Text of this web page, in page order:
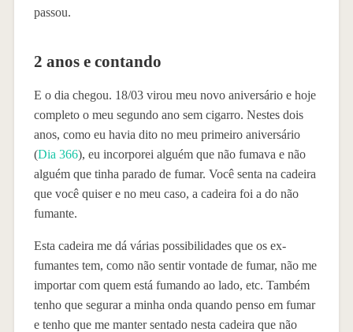
passou.
2 anos e contando
E o dia chegou. 18/03 virou meu novo aniversário e hoje
completo o meu segundo ano sem cigarro. Nestes dois
anos, como eu havia dito no meu primeiro aniversário
(Dia 366), eu incorporei alguém que não fumava e não
alguém que tinha parado de fumar. Você senta na cadeira
que você quiser e no meu caso, a cadeira foi a do não
fumante.
Esta cadeira me dá várias possibilidades que os ex-
fumantes tem, como não sentir vontade de fumar, não me
importar com quem está fumando ao lado, etc. Também
tenho que segurar a minha onda quando penso em fumar
e tenho que me manter sentado nesta cadeira que não